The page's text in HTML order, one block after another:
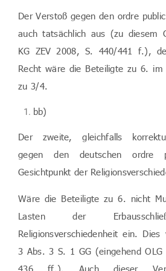
Der Verstoß gegen den ordre
auch tatsächlich aus (zu diesem
KG ZEV 2008, S. 440/441 f.),
Recht wäre die Beteiligte zu 6. im
zu 3/4.
bb)
Der zweite, gleichfalls
gegen den deutschen ordre
Gesichtpunkt der
Wäre die Beteiligte zu 6. nicht
Lasten der
Religionsverschiedenheit ein.
3 Abs. 3 S. 1 GG (eingehend